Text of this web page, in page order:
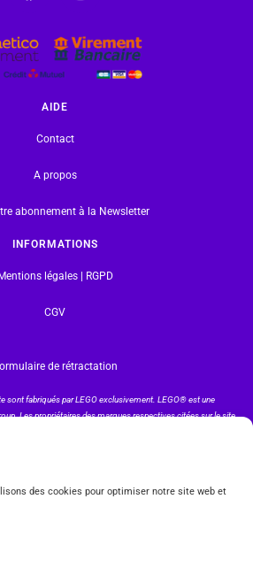
des cookies pour optimiser notre site web et
AIDE
Contact
A propos
abonnement à la Newsletter
INFORMATIONS
Mentions légales | RGPD
CGV
de rétractation
sont fabriqués par LEGO exclusivement. LEGO® est une
Les propriétaires des marques respectives citées sur le site